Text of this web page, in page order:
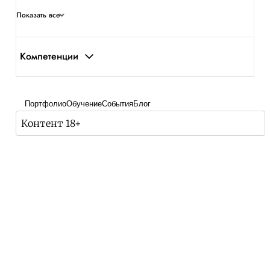
Показать все
Компетенции
ПортфолиоОбучениеСобытияБлог
Контент 18+